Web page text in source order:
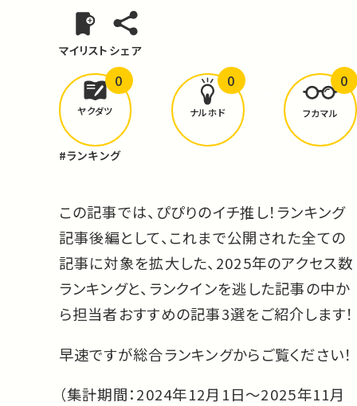
マイリスト シェア
どんな学びがありましたか？
ヤクダツ
0
ナルホド
0
フカマル
0
#ランキング
この記事では、ぴぴりのイチ推し！ランキング
記事後編として、これまで公開された全ての
記事に対象を拡大した、2025年のアクセス数
ランキングと、ランクインを逃した記事の中か
ら担当者おすすめの記事3選をご紹介します！
早速ですが総合ランキングからご覧ください！
（集計期間：2024年12月1日〜2025年11月